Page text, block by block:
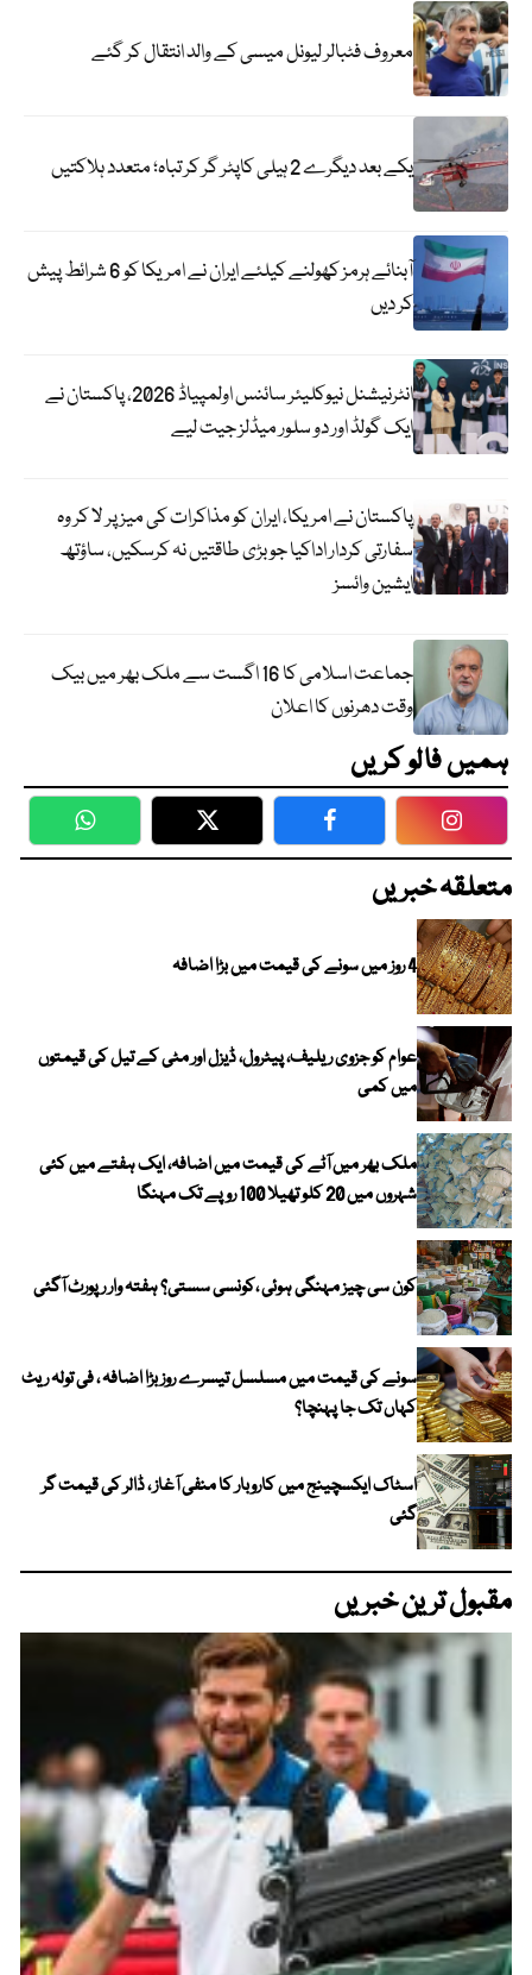
معروف فٹبالر لیونل میسی کے والد انتقال کر گئے
یکے بعد دیگرے 2 ہیلی کاپٹر گر کر تباہ؛ متعدد ہلاکتیں
آبنائے ہرمز کھولنے کیلئے ایران نے امریکا کو 6 شرائط پیش
کر دیں
انٹرنیشنل نیوکلیئر سائنس اولمپیاڈ 2026، پاکستان نے
ایک گولڈ اور دو سلور میڈلز جیت لیے
پاکستان نے امریکا، ایران کو مذاکرات کی میز پر لا کر وہ
سفارتی کردار اداکیا جو بڑی طاقتیں نہ کرسکیں، ساؤتھ
ایشین وائسز
جماعت اسلامی کا 16 اگست سے ملک بھر میں بیک
وقت دھرنوں کا اعلان
ہمیں فالو کریں
WhatsApp Twitter Facebook
متعلقہ خبریں
4 روز میں سونے کی قیمت میں بڑا اضافہ
عوام کو جزوی ریلیف، پیٹرول، ڈیزل اور مٹی کے تیل کی قیمتوں
میں کمی
ملک بھر میں آٹے کی قیمت میں اضافہ، ایک ہفتے میں کئی
شہروں میں 20 کلو تھیلا 100 روپے تک مہنگا
کون سی چیز مہنگی ہوئی ،کونسی سستی؟ ہفتہ وار رپورٹ آگئی
سونے کی قیمت میں مسلسل تیسرے روز بڑا اضافہ ، فی تولہ ریٹ
کہاں تک جا پہنچا؟
اسٹاک ایکسچینج میں کاروبار کا منفی آغاز ، ڈالر کی قیمت گر
گئی
مقبول ترین خبریں